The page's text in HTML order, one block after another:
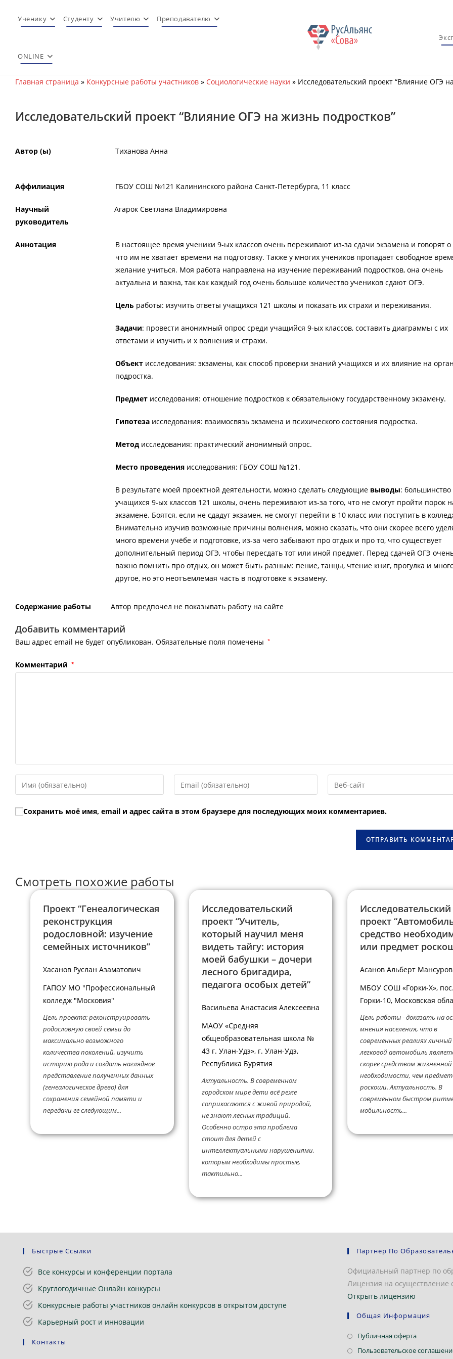
Ученику Студенту Учителю Преподавателю
ONLINE
Главная страница » Конкурсные работы участников » Социологические науки » Исследовательский проект “Влияние ОГЭ
Исследовательский проект “Влияние ОГЭ на жизнь подростков”
Автор (ы) Тиханова Анна
Аффилиация ГБОУ СОШ №121 Калининского района Санкт-Петербурга, 11 класс
Научный
руководитель
Агарок Светлана Владимировна
Аннотация
В настоящее время ученики 9-ых классов очень переживают из-за сдачи экзамена и говорят о
что им не хватает времени на подготовку. Также у многих учеников пропадает свободное
желание учиться. Моя работа направлена на изучение переживаний подростков, она очень
актуальна и важна, так как каждый год очень большое количество учеников сдают ОГЭ.
Цель работы: изучить ответы учащихся 121 школы и показать их страхи и переживания.
Задачи: провести анонимный опрос среди учащийся 9-ых классов, составить диаграммы с их
ответами и изучить и х волнения и страхи.
Объект исследования: экзамены, как способ проверки знаний учащихся и их влияние на
подростка.
Предмет исследования: отношение подростков к обязательному государственному экзамену.
Гипотеза исследования: взаимосвязь экзамена и психического состояния подростка.
Метод исследования: практический анонимный опрос.
Место проведения исследования: ГБОУ СОШ №121.
В результате моей проектной деятельности, можно сделать следующие выводы: большинство
учащихся 9-ых классов 121 школы, очень переживают из-за того, что не смогут пройти порок
экзамене. Боятся, если не сдадут экзамен, не смогут перейти в 10 класс или поступить в
Внимательно изучив возможные причины волнения, можно сказать, что они скорее всего
много времени учёбе и подготовке, из-за чего забывают про отдых и про то, что существует
дополнительный период ОГЭ, чтобы пересдать тот или иной предмет. Перед сдачей ОГЭ
важно помнить про отдых, он может быть разным: пение, танцы, чтение книг, прогулка и
другое, но это неотъемлемая часть в подготовке к экзамену.
Содержание работы Автор предпочел не показывать работу на сайте
Добавить комментарий
Ваш адрес email не будет опубликован. Обязательные поля помечены *
Комментарий *
Введите
свое
имя
или
Введите
свой
Введите
URL
(необязательно)
Сохранить моё имя, email и адрес сайта в этом браузере для последующих моих комментариев.
Смотреть похожие работы
Проект “Генеалогическая
реконструкция
родословной: изучение
семейных источников”
Хасанов Руслан Азаматович
ГАПОУ МО "Профессиональный
колледж "Московия"
Цель проекта: реконструировать
родословную своей семьи до
максимально возможного
количества поколений, изучить
историю рода и создать наглядное
представление полученных данных
(генеалогическое древо) для
сохранения семейной памяти и
передачи ее следующим...
Исследовательский
проект “Учитель,
который научил меня
видеть тайгу: история
моей бабушки – дочери
лесного бригадира,
педагога особых детей”
Васильева Анастасия Алексеевна
МАОУ «Средняя
общеобразовательная школа №
43 г. Улан-Удэ», г. Улан-Удэ,
Республика Бурятия
Актуальность. В современном
городском мире дети всё реже
соприкасаются с живой природой,
не знают лесных традиций.
Особенно остро эта проблема
стоит для детей с
интеллектуальными нарушениями,
которым необходимы простые,
тактильно...
Исследовательский
проект
средство
или предмет
Асанов Альберт
МБОУ СОШ «Горки-Х», пос.
Горки-10, Московская
Цель работы - доказать на
мнения населения, что в
современных реалиях личный
легковой автомобиль
скорее средством жизненной
необходимости, чем
роскоши. Актуальность. В
современном быстром
мобильность...
Быстрые Ссылки
Все конкурсы и конференции портала
Круглогодичные Онлайн конкурсы
Конкурсные работы участников онлайн конкурсов в открытом доступе
Карьерный рост и инновации
Контакты
Партнер По
Официальный партнер по
Лицензия на осуществление
Открыть лицензию
Общая Информация
Публичная офертаОткроется
в
Пользовательское